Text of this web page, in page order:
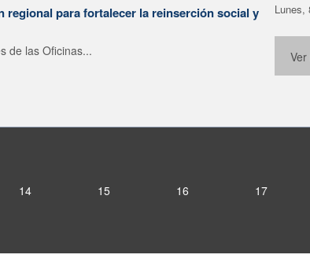
regional para fortalecer la reinserción social y
de las Oficinas...
Lunes,
14 15 16 17